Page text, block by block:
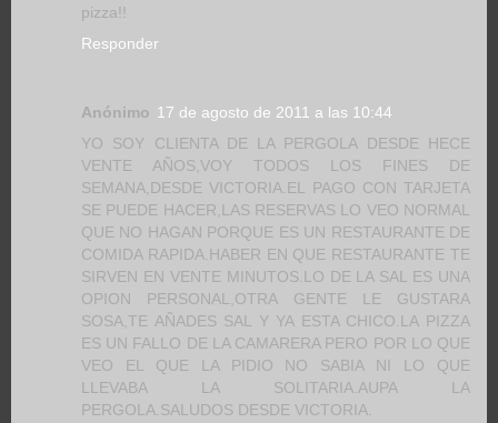
pizza!!
Responder
Anónimo 17 de agosto de 2011 a las 10:44
YO SOY CLIENTA DE LA PERGOLA DESDE HECE
VENTE AÑOS,VOY TODOS LOS FINES DE
SEMANA,DESDE VICTORIA.EL PAGO CON TARJETA
SE PUEDE HACER,LAS RESERVAS LO VEO NORMAL
QUE NO HAGAN PORQUE ES UN RESTAURANTE DE
COMIDA RAPIDA.HABER EN QUE RESTAURANTE TE
SIRVEN EN VENTE MINUTOS.LO DE LA SAL ES UNA
OPION PERSONAL,OTRA GENTE LE GUSTARA
SOSA,TE AÑADES SAL Y YA ESTA CHICO.LA PIZZA
ES UN FALLO DE LA CAMARERA PERO POR LO QUE
VEO EL QUE LA PIDIO NO SABIA NI LO QUE
LLEVABA LA SOLITARIA.AUPA LA
PERGOLA.SALUDOS DESDE VICTORIA.